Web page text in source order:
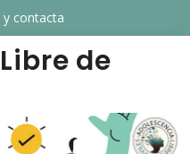
y contacta
Libre de